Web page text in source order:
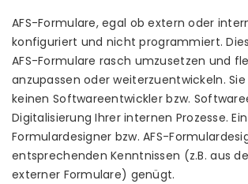
AFS-Formulare, egal ob extern oder
konfiguriert und nicht programmiert.
AFS-Formulare rasch umzusetzen und
anzupassen oder weiterzuentwickeln.
keinen Softwareentwickler bzw.
Digitalisierung Ihrer internen Prozesse. Ein
Formulardesigner bzw. AFS-
entsprechenden Kenntnissen (z.B. aus
externer Formulare) genügt.